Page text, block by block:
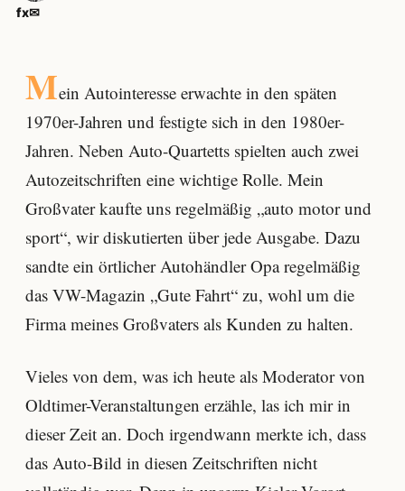
fx✉
Mein Autointeresse erwachte in den späten
1970er-Jahren und festigte sich in den 1980er-
Jahren. Neben Auto-Quartetts spielten auch zwei
Autozeitschriften eine wichtige Rolle. Mein
Großvater kaufte uns regelmäßig „auto motor und
sport“, wir diskutierten über jede Ausgabe. Dazu
sandte ein örtlicher Autohändler Opa regelmäßig
das VW-Magazin „Gute Fahrt“ zu, wohl um die
Firma meines Großvaters als Kunden zu halten.
Vieles von dem, was ich heute als Moderator von
Oldtimer-Veranstaltungen erzähle, las ich mir in
dieser Zeit an. Doch irgendwann merkte ich, dass
das Auto-Bild in diesen Zeitschriften nicht